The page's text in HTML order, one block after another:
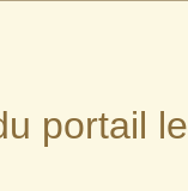
portail